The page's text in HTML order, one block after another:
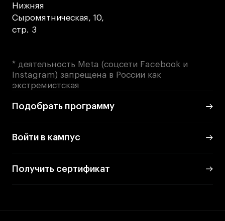
Нижняя
Сыромятническая, 10,
стр. 3
* деятельность Meta (соцсети Facebook и
Instagram) запрещена в России как
экстремистская
Подобрать программу
Войти в кампус
Получить сертификат